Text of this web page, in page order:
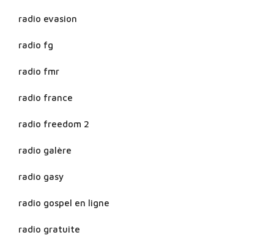
radio evasion
radio fg
radio fmr
radio france
radio freedom 2
radio galère
radio gasy
radio gospel en ligne
radio gratuite